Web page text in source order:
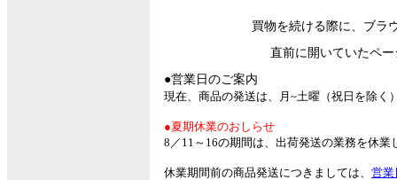
買物を続ける際に、ブラ
直前に開いていたペ
●営業日のご案内
現在、商品の発送は、月~土曜（祝日を除く
●夏期休業のおしらせ
8／11～16の期間は、出荷発送の業務を休業
休業期間前の商品発送につきましては、 営業